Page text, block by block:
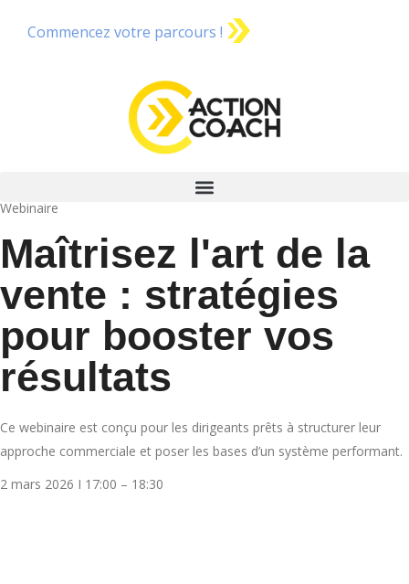
Commencez votre parcours !
Webinaire
Maîtrisez l'art de la
vente : stratégies
pour booster vos
résultats
Ce webinaire est conçu pour les dirigeants prêts à structurer leur
approche commerciale et poser les bases d’un système performant.
2 mars 2026 I 17:00 – 18:30